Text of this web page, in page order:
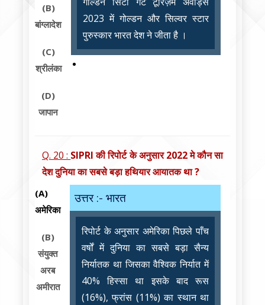
(B)
बांग्लादेश
(C)
श्रीलंका
(D)
जापान
2023 में गोल्डन और सिल्वर स्टार
पुरुस्कार भारत देश ने जीता है ।
Q. 20 : SIPRI की रिपोर्ट के अनुसार 2022 मे कौन सा
देश दुनिया का सबसे बड़ा हथियार आयातक था ?
(A)
अमेरिका
(B)
संयुक्त
अरब
अमीरात
उत्तर :- भारत
रिपोर्ट के अनुसार अमेरिका पिछले पाँच
वर्षों में दुनिया का सबसे बड़ा सैन्य
निर्यातक था जिसका वैश्विक निर्यात में
40% हिस्सा था इसके बाद रूस
(16%), फ्रांस (11%) का स्थान था